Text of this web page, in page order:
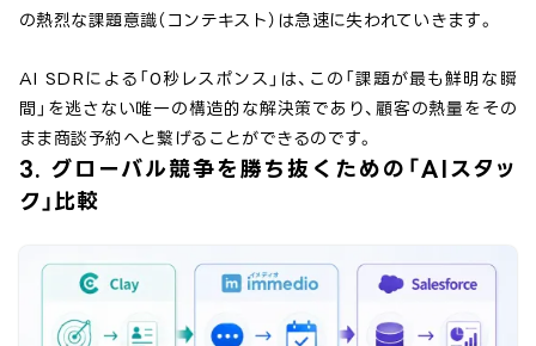
の熱烈な課題意識（コンテキスト）は急速に失われていきます。
AI SDRによる「0秒レスポンス」は、この「課題が最も鮮明な瞬
間」を逃さない唯一の構造的な解決策であり、顧客の熱量をその
まま商談予約へと繋げることができるのです。
3. グローバル競争を勝ち抜くための「AIスタッ
ク」比較